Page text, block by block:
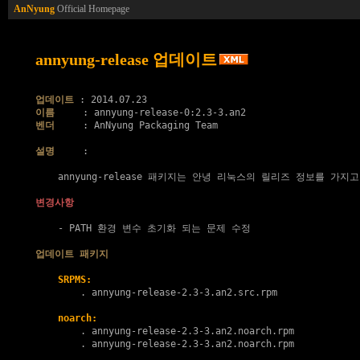
AnNyung Official Homepage
annyung-release 업데이트
업데이트
이름
벤더
     : AnNyung Packaging Team
설명
     :
annyung-release 패키지는 안녕 리눅스의 릴리즈 정보를 가지
변경사항
    - PATH 환경 변수 초기화 되는 문제 수정
업데이트 패키지
SRPMS:
        .
annyung-release-2.3-3.an2.src.rpm
noarch:
        .
annyung-release-2.3-3.an2.noarch.rpm
        .
annyung-release-2.3-3.an2.noarch.rpm